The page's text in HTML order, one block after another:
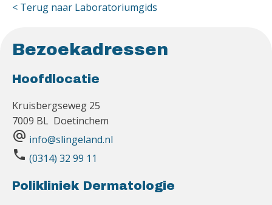
< Terug naar Laboratoriumgids
Bezoekadressen
Hoofdlocatie
Kruisbergseweg 25
7009 BL Doetinchem
alternate_email info@slingeland.nl
phone (0314) 32 99 11
Polikliniek Dermatologie